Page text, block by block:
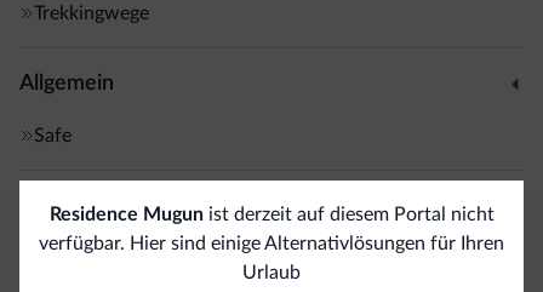
Trekkingwege
Allgemein
Safe
Residence Mugunist derzeit auf diesem Portal nicht
verfügbar. Hier sind einige Alternativlösungen für Ihren
Urlaub
Exklusive Vorteile von Dolomiti.it